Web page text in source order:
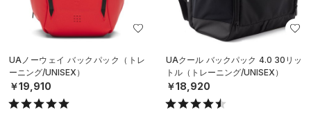
UAノーウェイ バックパック（トレ
ーニング/UNISEX）
￥19,910
UAクール バックパック 4.0 30リッ
トル（トレーニング/UNISEX）
￥18,920